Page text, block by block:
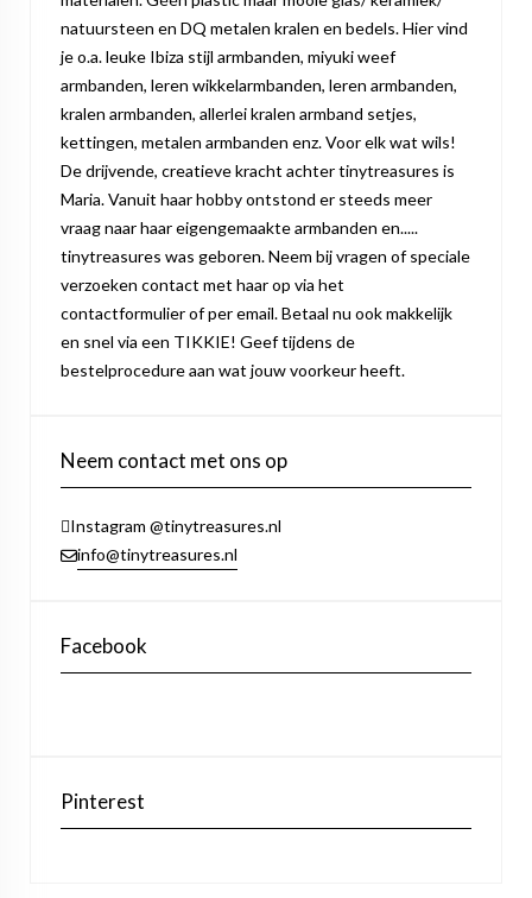
natuursteen en DQ metalen kralen en bedels. Hier vind
je o.a. leuke Ibiza stijl armbanden, miyuki weef
armbanden, leren wikkelarmbanden, leren armbanden,
kralen armbanden, allerlei kralen armband setjes,
kettingen, metalen armbanden enz. Voor elk wat wils!
De drijvende, creatieve kracht achter tinytreasures is
Maria. Vanuit haar hobby ontstond er steeds meer
vraag naar haar eigengemaakte armbanden en.....
tinytreasures was geboren. Neem bij vragen of speciale
verzoeken contact met haar op via het
contactformulier of per email. Betaal nu ook makkelijk
en snel via een TIKKIE! Geef tijdens de
bestelprocedure aan wat jouw voorkeur heeft.
Neem contact met ons op
Instagram @tinytreasures.nl
info@tinytreasures.nl
Facebook
Pinterest